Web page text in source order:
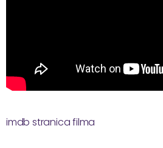
imdb stranica filma